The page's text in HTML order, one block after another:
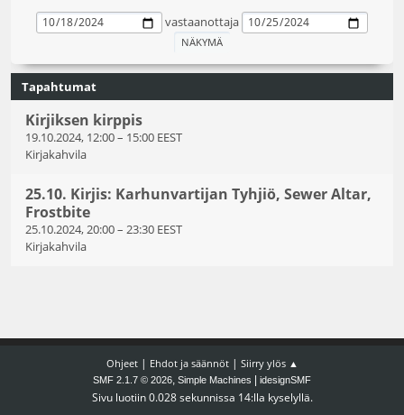
vastaanottaja
Tapahtumat
Kirjiksen kirppis
19.10.2024, 12:00– 15:00 EEST
Kirjakahvila
25.10. Kirjis: Karhunvartijan Tyhjiö, Sewer Altar,
Frostbite
25.10.2024, 20:00– 23:30 EEST
Kirjakahvila
Ohjeet| Ehdot ja säännöt| Siirry ylös ▲
SMF 2.1.7 © 2026, Simple Machines idesignSMF
Sivu luotiin 0.028 sekunnissa 14:lla kyselyllä.